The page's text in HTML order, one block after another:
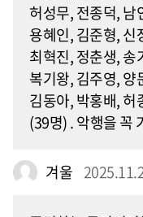
허성무, 전종덕, 남
용혜인, 김준형, 신
최혁진, 정춘생, 송
복기왕, 김주영, 양
김동아, 박홍배, 허
(39명) . 악행을 꼭
겨울